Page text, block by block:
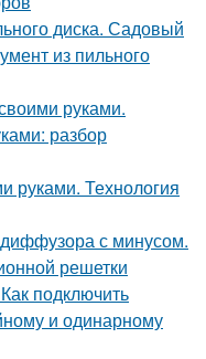
диска. Садовый
из пильного
руками.
разбор
руками. Технология
с минусом.
решетки
подключить
и одинарному